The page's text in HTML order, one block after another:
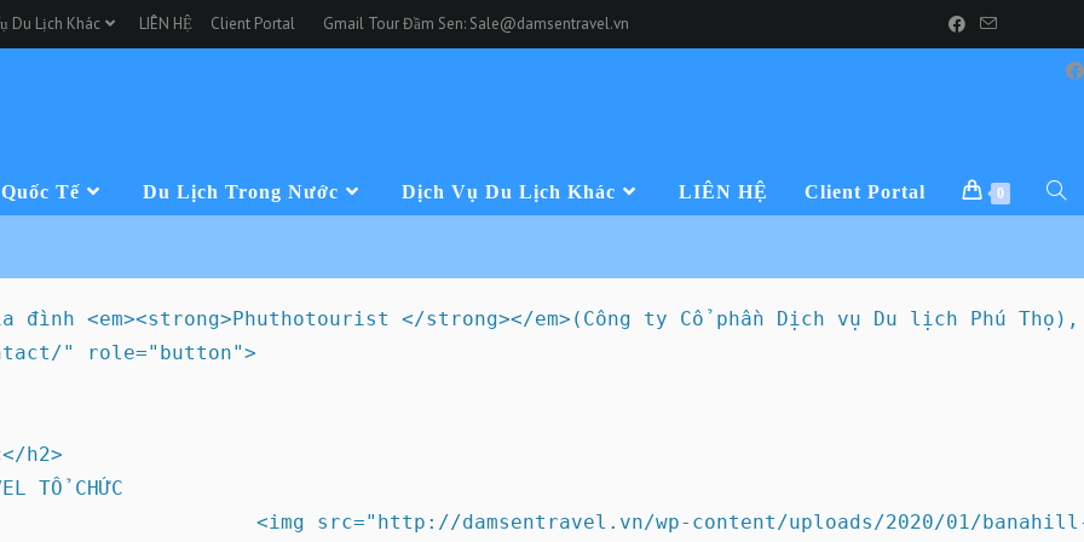
Du Lịch Khác LIÊN HỆ Client Portal Gmail Tour Đầm Sen: Sale@damsentravel.vn
Tế Du Lịch Trong Nước Dịch Vụ Du Lịch Khác LIÊN HỆ Client Portal 0
đình <em><strong>Phuthotourist </strong></em>(Công ty Cổ phần Dịch vụ Du lịch Phú
" role="button">
h2>
TỔ CHỨC
<img src="http://damsentravel.vn/wp-content/uploads/2020/01/